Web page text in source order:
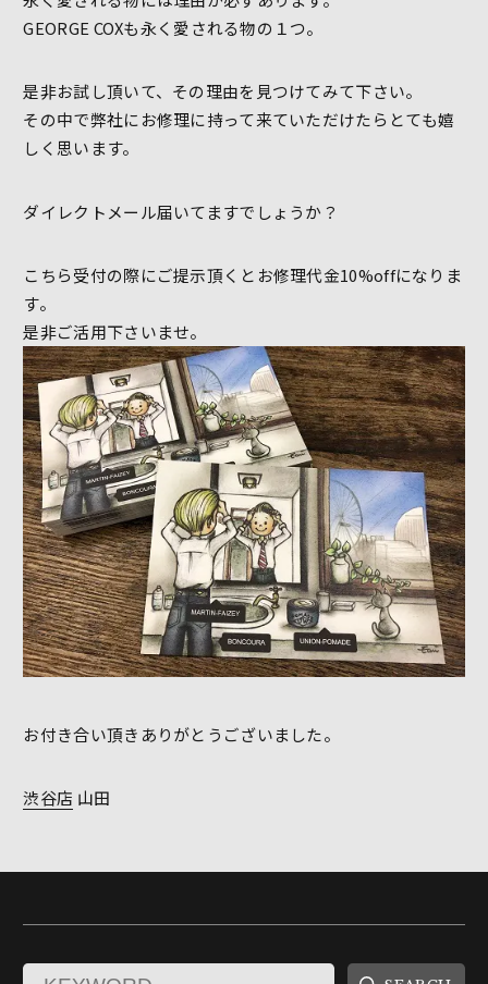
GEORGE COXも永く愛される物の１つ。
是非お試し頂いて、その理由を見つけてみて下さい。
その中で弊社にお修理に持って来ていただけたらとても嬉
しく思います。
ダイレクトメール届いてますでしょうか？
こちら受付の際にご提示頂くとお修理代金10%offになりま
す。
是非ご活用下さいませ。
お付き合い頂きありがとうございました。
渋谷店 山田